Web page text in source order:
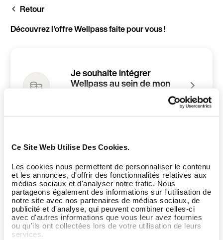
Ce Site Web Utilise Des Cookies.
Les cookies nous permettent de personnaliser le contenu
et les annonces, d'offrir des fonctionnalités relatives aux
médias sociaux et d'analyser notre trafic. Nous
partageons également des informations sur l'utilisation de
notre site avec nos partenaires de médias sociaux, de
publicité et d'analyse, qui peuvent combiner celles-ci
avec d'autres informations que vous leur avez fournies
ou qu'ils ont collectées lors de votre utilisation de leurs
services.
Aller
principal
Retour
Découvrez l'offre Wellpass faite pour vous !
Je souhaite intégrer
Wellpass au sein de mon
Je suis gérant d'une
infrastructure sport et/ou
bien-être
J'ai une question ou j'ai